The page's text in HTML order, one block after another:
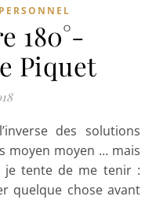
180°-
Piquet
moyen moyen … mais
je tente de me tenir :
quelque chose avant